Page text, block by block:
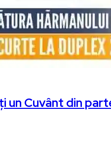
un Cuvânt din